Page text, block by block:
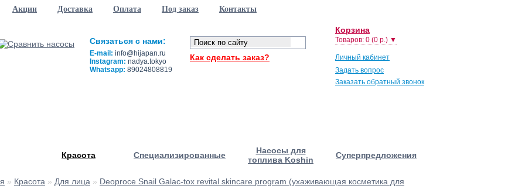
Акции Доставка Оплата Под заказ Контакты
Корзина
Товаров: 0 (0 р.) ▼
Личный кабинет
Задать вопрос
Заказать обратный звонок
Как сделать заказ?
Связаться с нами:
E-mail: info@hijapan.ru
Instagram: nadya.tokyo
Whatsapp: 89024808819
Красота Специализированные
Насосы для
топлива Koshin
Суперпредложения
» Красота » Для лица » Deoproce Snail Galac-tox revital skincare program (ухаживающая косметика для